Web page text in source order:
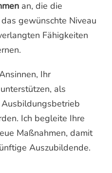
an, die die
gewünschte Niveau
Fähigkeiten
Ihr
als
Ich begleite Ihre
Maßnahmen, damit
Auszubildende.